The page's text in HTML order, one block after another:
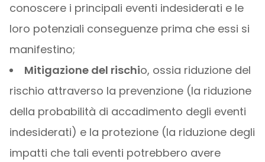
conoscere i principali eventi indesiderati e le
loro potenziali conseguenze prima che essi si
manifestino;
Mitigazione del rischio, ossia riduzione del
rischio attraverso la prevenzione (la riduzione
della probabilità di accadimento degli eventi
indesiderati) e la protezione (la riduzione degli
impatti che tali eventi potrebbero avere